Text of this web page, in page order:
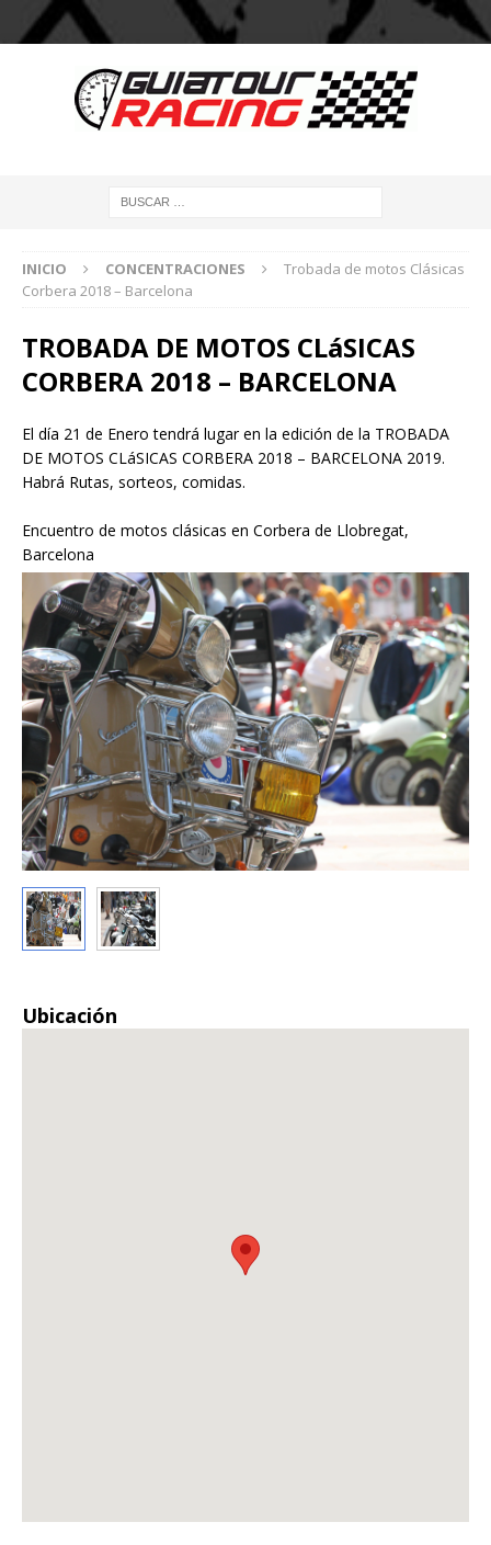
INICIO CONCENTRACIONES
Trobada de motos Clásicas
Corbera 2018 – Barcelona
TROBADA DE MOTOS CLáSICAS
CORBERA 2018 – BARCELONA
El día 21 de Enero tendrá lugar en la edición de la TROBADA
DE MOTOS CLáSICAS CORBERA 2018 – BARCELONA 2019.
Habrá Rutas, sorteos, comidas.
Encuentro de motos clásicas en Corbera de Llobregat,
Barcelona
Ubicación